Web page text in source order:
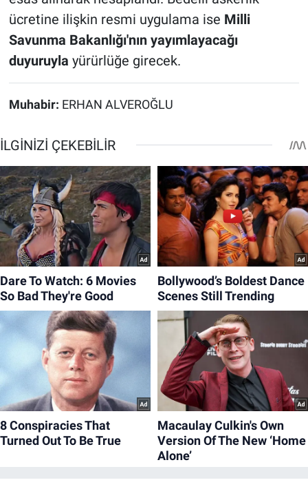
ücretine ilişkin resmi uygulama ise Milli
Savunma Bakanlığı'nın yayımlayacağı
duyuruyla yürürlüğe girecek.
Muhabir: ERHAN ALVEROĞLU